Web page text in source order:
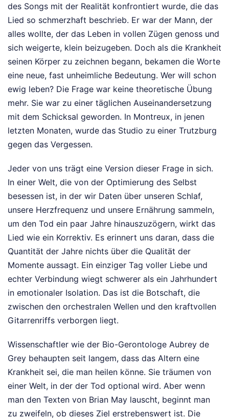
des Songs mit der Realität konfrontiert wurde, die das
Lied so schmerzhaft beschrieb. Er war der Mann, der
alles wollte, der das Leben in vollen Zügen genoss und
sich weigerte, klein beizugeben. Doch als die Krankheit
seinen Körper zu zeichnen begann, bekamen die Worte
eine neue, fast unheimliche Bedeutung. Wer will schon
ewig leben? Die Frage war keine theoretische Übung
mehr. Sie war zu einer täglichen Auseinandersetzung
mit dem Schicksal geworden. In Montreux, in jenen
letzten Monaten, wurde das Studio zu einer Trutzburg
gegen das Vergessen.
Jeder von uns trägt eine Version dieser Frage in sich.
In einer Welt, die von der Optimierung des Selbst
besessen ist, in der wir Daten über unseren Schlaf,
unsere Herzfrequenz und unsere Ernährung sammeln,
um den Tod ein paar Jahre hinauszuzögern, wirkt das
Lied wie ein Korrektiv. Es erinnert uns daran, dass die
Quantität der Jahre nichts über die Qualität der
Momente aussagt. Ein einziger Tag voller Liebe und
echter Verbindung wiegt schwerer als ein Jahrhundert
in emotionaler Isolation. Das ist die Botschaft, die
zwischen den orchestralen Wellen und den kraftvollen
Gitarrenriffs verborgen liegt.
Wissenschaftler wie der Bio-Gerontologe Aubrey de
Grey behaupten seit langem, dass das Altern eine
Krankheit sei, die man heilen könne. Sie träumen von
einer Welt, in der der Tod optional wird. Aber wenn
man den Texten von Brian May lauscht, beginnt man
zu zweifeln, ob dieses Ziel erstrebenswert ist. Die